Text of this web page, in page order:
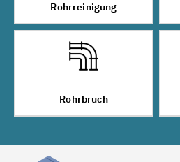
Rohrreinigung
Rohrbruch